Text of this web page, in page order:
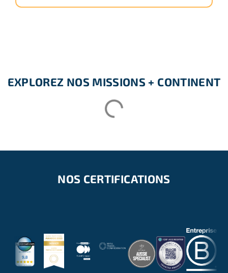
EXPLOREZ NOS MISSIONS + CONTINENT
NOS CERTIFICATIONS